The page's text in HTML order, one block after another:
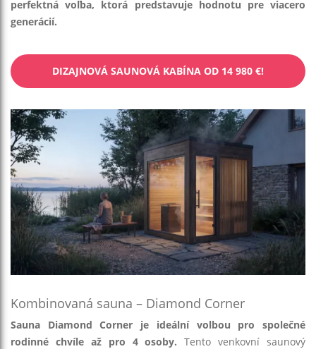
perfektná voľba, ktorá predstavuje hodnotu pre viacero
generácií.
DIZAJNOVÁ SAUNOVÁ KABÍNA OD 14 980 €!
Kombinovaná sauna – Diamond Corner
Sauna Diamond Corner je ideální volbou pro společné
rodinné chvíle až pro 4 osoby. Tento venkovní saunový